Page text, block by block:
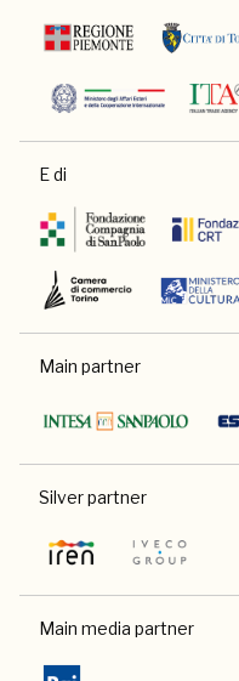
E di
Main partner
Silver partner
Main media partner